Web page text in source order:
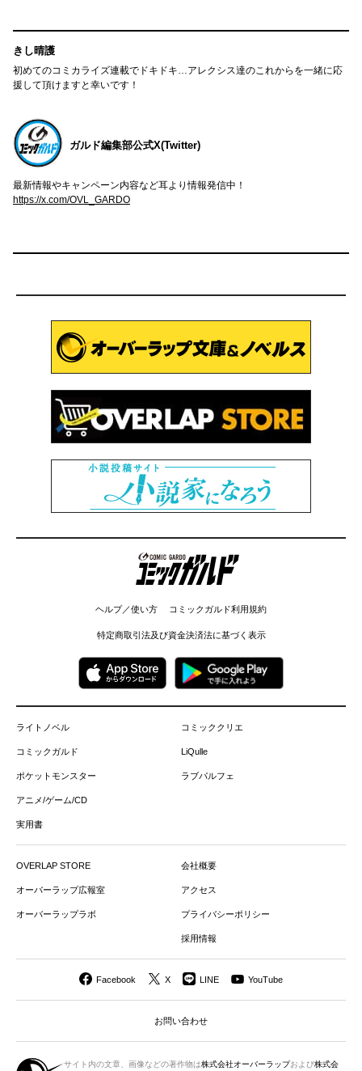
きし晴護
初めてのコミカライズ連載でドキドキ…アレクシス達のこれからを一緒に応
援して頂けますと幸いです！
ガルド編集部公式X(Twitter)
最新情報やキャンペーン内容など耳より情報発信中！
https://x.com/OVL_GARDO
コミックガルド
ヘルプ／使い方 コミックガルド利用規約
特定商取引法及び資金決済法に基づく表示
ライトノベル
コミックガルド
ポケットモンスター
アニメ/ゲーム/CD
実用書
コミッククリエ
LiQulle
ラブパルフェ
OVERLAP STORE
オーバーラップ広報室
オーバーラップラボ
会社概要
アクセス
プライバシーポリシー
採用情報
Facebook X LINE YouTube
お問い合わせ
サイト内の文章、画像などの著作物は株式会社オーバーラップおよび株式会